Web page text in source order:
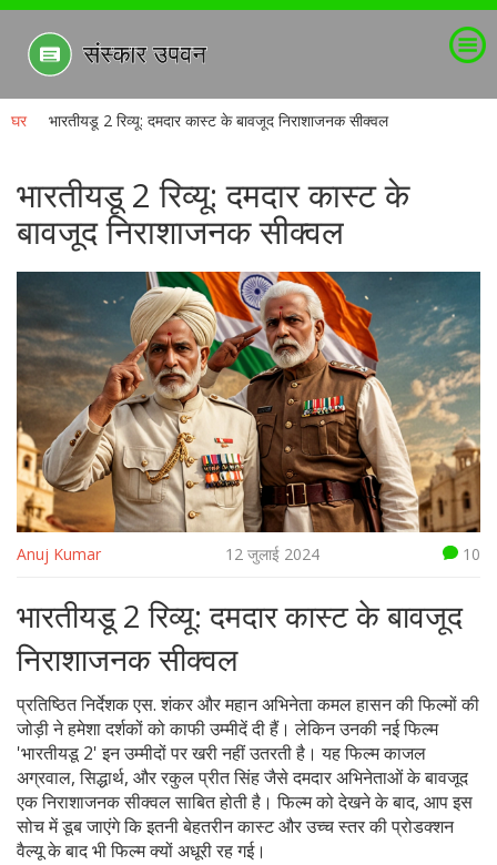
घर भारतीयडू 2 रिव्यू: दमदार कास्ट के बावजूद निराशाजनक सीक्वल
भारतीयडू 2 रिव्यू: दमदार कास्ट के
बावजूद निराशाजनक सीक्वल
Anuj Kumar 12 जुलाई 2024 10
भारतीयडू 2 रिव्यू: दमदार कास्ट के बावजूद
निराशाजनक सीक्वल
प्रतिष्ठित निर्देशक एस. शंकर और महान अभिनेता कमल हासन की फिल्मों की
जोड़ी ने हमेशा दर्शकों को काफी उम्मीदें दी हैं। लेकिन उनकी नई फिल्म
'भारतीयडू 2' इन उम्मीदों पर खरी नहीं उतरती है। यह फिल्म काजल
अग्रवाल, सिद्धार्थ, और रकुल प्रीत सिंह जैसे दमदार अभिनेताओं के बावजूद
एक निराशाजनक सीक्वल साबित होती है। फिल्म को देखने के बाद, आप इस
सोच में डूब जाएंगे कि इतनी बेहतरीन कास्ट और उच्च स्तर की प्रोडक्शन
वैल्यू के बाद भी फिल्म क्यों अधूरी रह गई।